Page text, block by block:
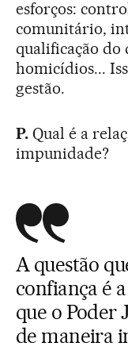
esforços:
comunitário,
qualificação do
homicídios...
gestão.
P.Qual é a
impunidade?
A questão
confiança é
que o Poder
de maneira